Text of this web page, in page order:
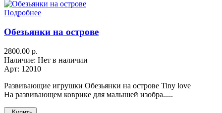
Подробнее
Обезьянки на острове
2800.00 р.
Наличие: Нет в наличии
Арт: 12010
Развивающие игрушки Обезьянки на острове Tiny love
На развивающем коврике для малышей изобра.....